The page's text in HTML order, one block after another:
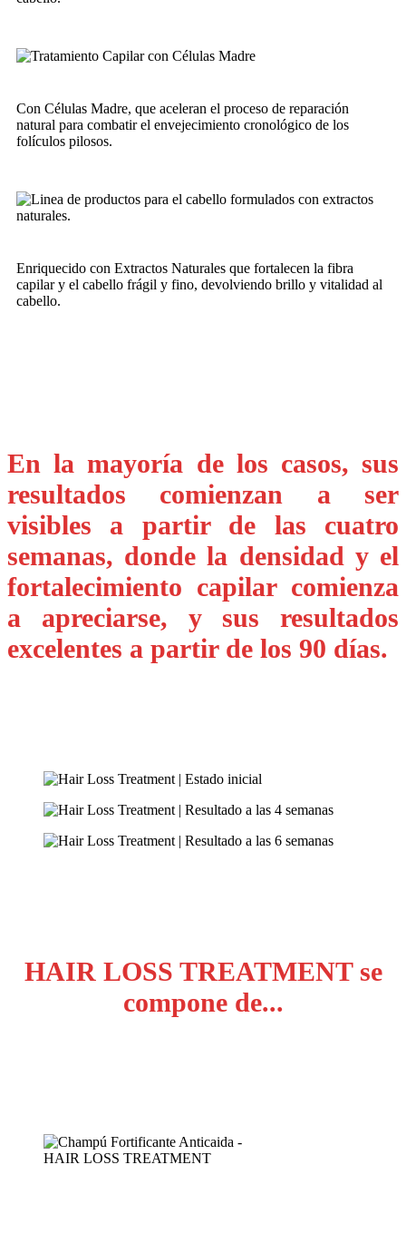
Con Células Madre, que aceleran el proceso de reparación
natural para combatir el envejecimiento cronológico de los
folículos pilosos.
Enriquecido con Extractos Naturales que fortalecen la fibra
capilar y el cabello frágil y fino, devolviendo brillo y vitalidad al
cabello.
En la mayoría de los casos, sus
resultados comienzan a ser
visibles a partir de las cuatro
semanas, donde la densidad y el
fortalecimiento capilar comienza
a apreciarse, y sus resultados
excelentes a partir de los 90 días.
HAIR LOSS TREATMENT se
compone de...